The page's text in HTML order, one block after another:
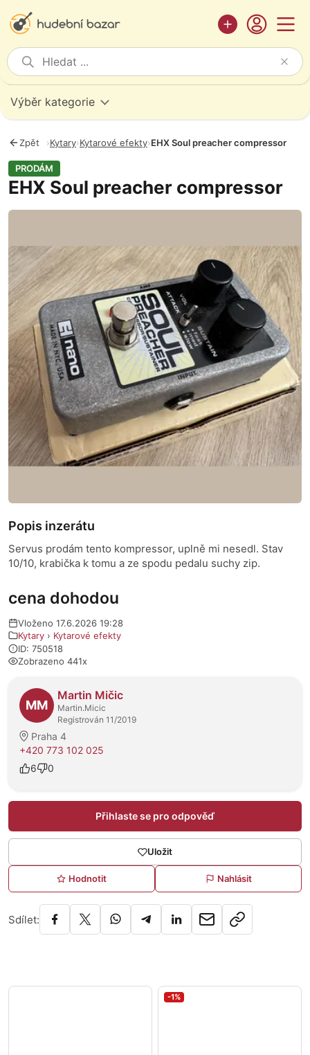
Výběr kategorie
Zpět ›Kytary›Kytarové efekty›EHX Soul preacher compressor
PRODÁM
EHX Soul preacher compressor
Fotografie
cena dohodou
Vloženo 17.6.2026 19:28
Kytary › Kytarové efekty
ID: 750518
Zobrazeno 441x
O prodejci
MM
Martin Mičic
Martin.Micic
Registrován 11/2019
Praha 4
+420 773 102 025
6
0
Přihlaste se pro odpověď
Uložit
Hodnotit Nahlásit
Sdílet:
Popis inzerátu
Servus prodám tento kompressor, uplně mi nesedl. Stav
10/10, krabička k tomu a ze spodu pedalu suchy zip.
-1%